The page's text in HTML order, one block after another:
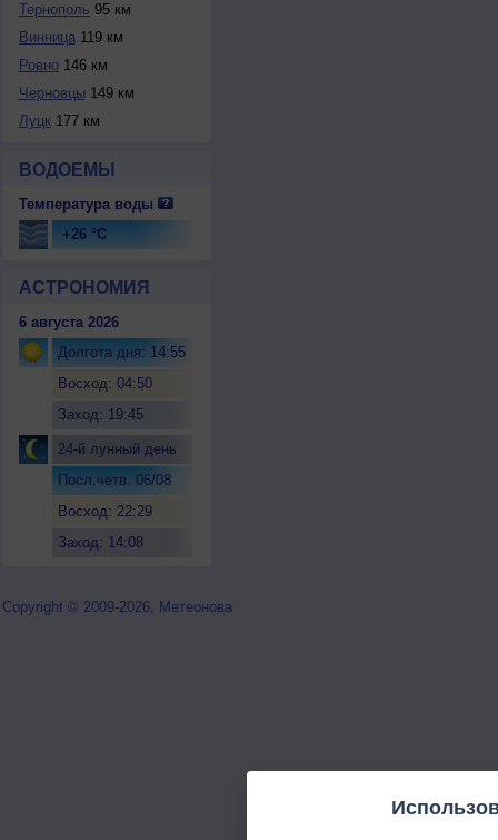
Тернополь 95 км
Винница119 км
Ровно146 км
Черновцы149 км
Луцк177 км
ВОДОЕМЫ
Температура воды
+26 °C
АСТРОНОМИЯ
6 августа 2026
Долгота дня: 14:55
Восход: 04:50
Заход: 19:45
24-й лунный день
Посл.четв. 06/08
Восход: 22:29
Заход: 14:08
Copyright © 2009-2026, Метеонова